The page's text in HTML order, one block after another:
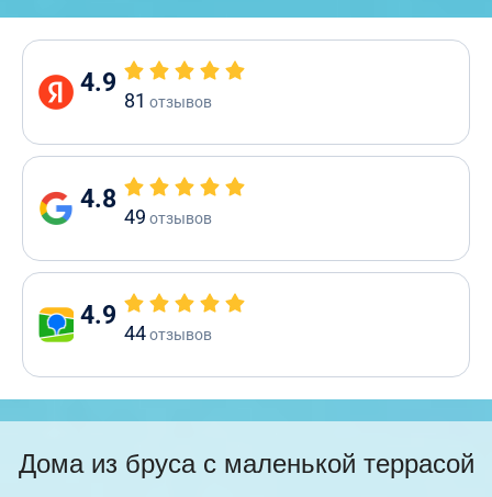
4.9
81 отзывов
4.8
49 отзывов
4.9
44отзывов
Дома из бруса с маленькой террасой